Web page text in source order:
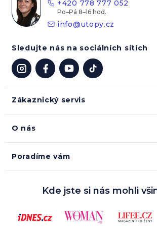
Zákaznický servis
O nás
Poradíme vám
+420 778 777 052
info@utopy.cz
Sledujte nás na sociálních sítích
Kde jste si nás mohli